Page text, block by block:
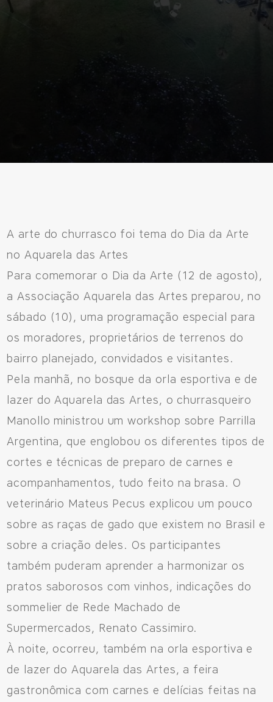
Fale Conosco
Avenida Eiffel, 819 - Aquarela das Artes Bairro Planejado,
Razão Social: Jmd Hamoa Urbanismo Ltda
CNPJ: 04.536.786/0001-17
Sinop/MT - 78.555-453
66 3531 9505
Fale pelo WhastApp
556692085083
A arte do churrasco foi tema do Dia da Arte
no Aquarela das Artes
Para comemorar o Dia da Arte (12 de agosto),
a Associação Aquarela das Artes preparou, no
sábado (10), uma programação especial para
os moradores, proprietários de terrenos do
bairro planejado, convidados e visitantes.
Pela manhã, no bosque da orla esportiva e de
lazer do Aquarela das Artes, o churrasqueiro
Manollo ministrou um workshop sobre Parrilla
Argentina, que englobou os diferentes tipos de
cortes e técnicas de preparo de carnes e
acompanhamentos, tudo feito na brasa. O
veterinário Mateus Pecus explicou um pouco
sobre as raças de gado que existem no Brasil e
sobre a criação deles. Os participantes
também puderam aprender a harmonizar os
pratos saborosos com vinhos, indicações do
sommelier de Rede Machado de
Supermercados, Renato Cassimiro.
À noite, ocorreu, também na orla esportiva e
de lazer do Aquarela das Artes, a feira
gastronômica com carnes e delícias feitas na